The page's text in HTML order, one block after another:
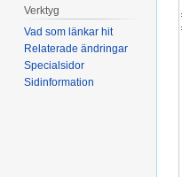
Verktyg
Vad som länkar hit
Relaterade ändringar
Specialsidor
Sidinformation